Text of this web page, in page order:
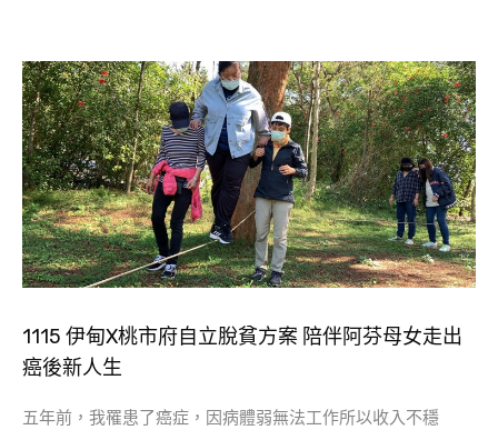
1115 伊甸X桃市府自立脫貧方案 陪伴阿芬母女走出
癌後新人生
五年前，我罹患了癌症，因病體弱無法工作所以收入不穩